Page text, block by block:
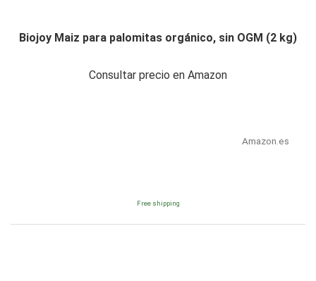
Biojoy Maiz para palomitas orgánico, sin OGM (2 kg)
Consultar precio en Amazon
Amazon.es
Free shipping